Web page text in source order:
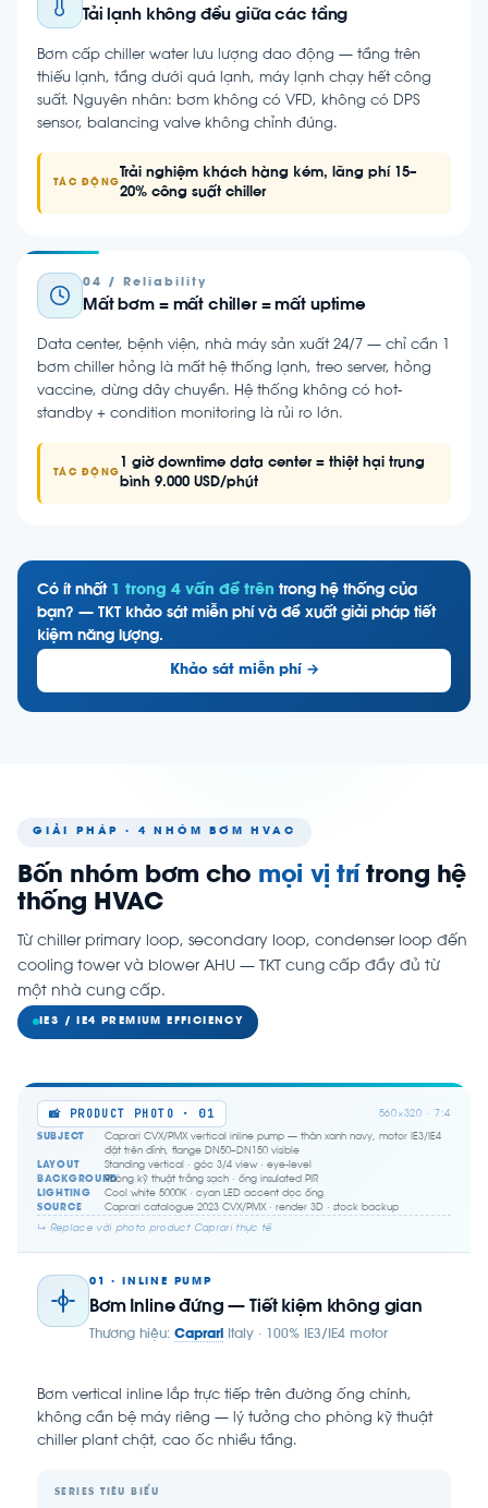
Tải lạnh không đều giữa các tầng
Bơm cấp chiller water lưu lượng dao động — tầng trên
thiếu lạnh, tầng dưới quá lạnh, máy lạnh chạy hết công
suất. Nguyên nhân: bơm không có VFD, không có DPS
sensor, balancing valve không chỉnh đúng.
TÁC ĐỘNG
Trải nghiệm khách hàng kém, lãng phí 15–
20% công suất chiller
04 / Reliability
Mất bơm = mất chiller = mất uptime
Data center, bệnh viện, nhà máy sản xuất 24/7 — chỉ cần 1
bơm chiller hỏng là mất hệ thống lạnh, treo server, hỏng
vaccine, dừng dây chuyền. Hệ thống không có hot-
standby + condition monitoring là rủi ro lớn.
TÁC ĐỘNG
1 giờ downtime data center = thiệt hại trung
bình 9.000 USD/phút
Có ít nhất 1 trong 4 vấn đề trên trong hệ thống của
bạn? — TKT khảo sát miễn phí và đề xuất giải pháp tiết
kiệm năng lượng.
Khảo sát miễn phí →
GIẢI PHÁP · 4 NHÓM BƠM HVAC
Bốn nhóm bơm cho mọi vị trítrong hệ
thống HVAC
Từ chiller primary loop, secondary loop, condenser loop đến
cooling tower và blower AHU — TKT cung cấp đầy đủ từ
một nhà cung cấp.
IE3 / IE4 PREMIUM EFFICIENCY
📸 PRODUCT PHOTO · 01 560×320 · 7:4
SUBJECT
Caprari CVX/PMX vertical inline pump — thân xanh navy, motor IE3/IE4
đặt trên đỉnh, flange DN50–DN150 visible
LAYOUT
Standing vertical · góc 3/4 view · eye-level
BACKGROUNDPhòng kỹ thuật trắng sạch · ống insulated PIR
LIGHTING
Cool white 5000K · cyan LED accent dọc ống
SOURCE
Caprari catalogue 2023 CVX/PMX · render 3D · stock backup
↳ Replace với photo product Caprari thực tế
01 · INLINE PUMP
Bơm Inline đứng — Tiết kiệm không gian
Thương hiệu: Caprari Italy · 100% IE3/IE4 motor
Bơm vertical inline lắp trực tiếp trên đường ống chính,
không cần bệ máy riêng — lý tưởng cho phòng kỹ thuật
chiller plant chật, cao ốc nhiều tầng.
SERIES TIÊU BIỂU